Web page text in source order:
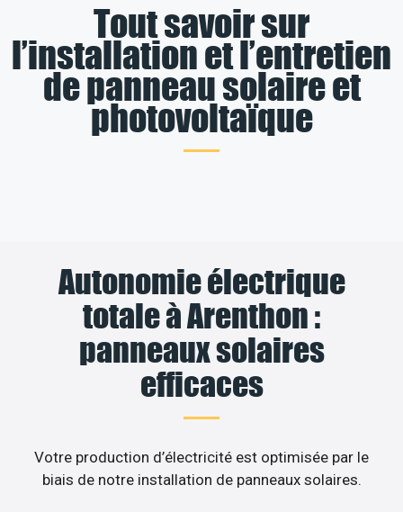
Tout savoir sur
l’installation et l’entretien
de panneau solaire et
photovoltaïque
Autonomie électrique
totale à Arenthon :
panneaux solaires
efficaces
Votre production d’électricité est optimisée par le
biais de notre installation de panneaux solaires.